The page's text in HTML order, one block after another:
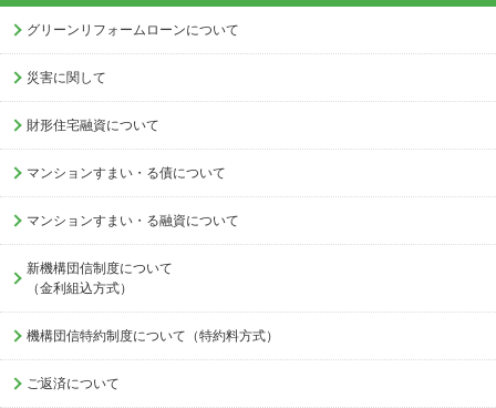
グリーンリフォームローンについて
災害に関して
財形住宅融資について
マンションすまい・る債について
マンションすまい・る融資について
新機構団信制度について
（金利組込方式）
機構団信特約制度について（特約料方式）
ご返済について